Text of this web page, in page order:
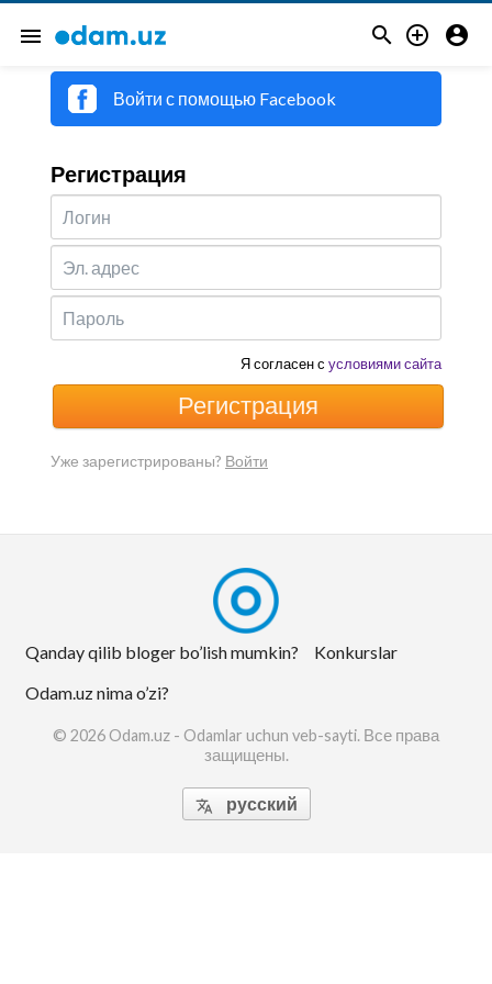
menu   
Присоединяйтесь
Войти с помощью Facebook
Регистрация
Я согласен с условиями сайта
Регистрация
Уже зарегистрированы? Войти
Qanday qilib bloger bo’lish mumkin?
Konkurslar
Odam.uz nima o’zi?
© 2026 Odam.uz - Odamlar uchun veb-sayti. Все права
защищены.
 русский